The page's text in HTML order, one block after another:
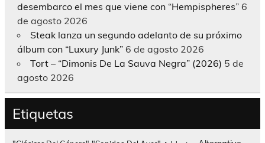
desembarco el mes que viene con “Hempispheres” 6
de agosto 2026
Steak lanza un segundo adelanto de su próximo
álbum con “Luxury Junk” 6 de agosto 2026
Tort – “Dimonis De La Sauva Negra” (2026) 5 de
agosto 2026
Etiquetas